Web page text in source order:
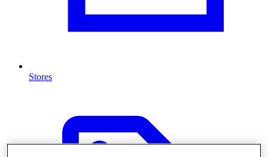
Stores